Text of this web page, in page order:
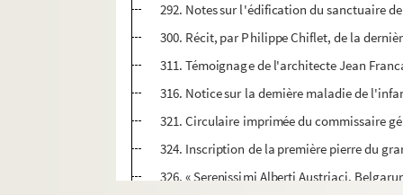
292. Notes sur l'édification du sanctuaire
300. Récit, par Philippe Chiflet, de la
311. Témoignage de l'architecte Jean
316. Notice sur la dernière maladie de
321. Circulaire imprimée du commissaire
324. Inscription de la première pierre du
326. « Serenissimi Alberti Austriaci,